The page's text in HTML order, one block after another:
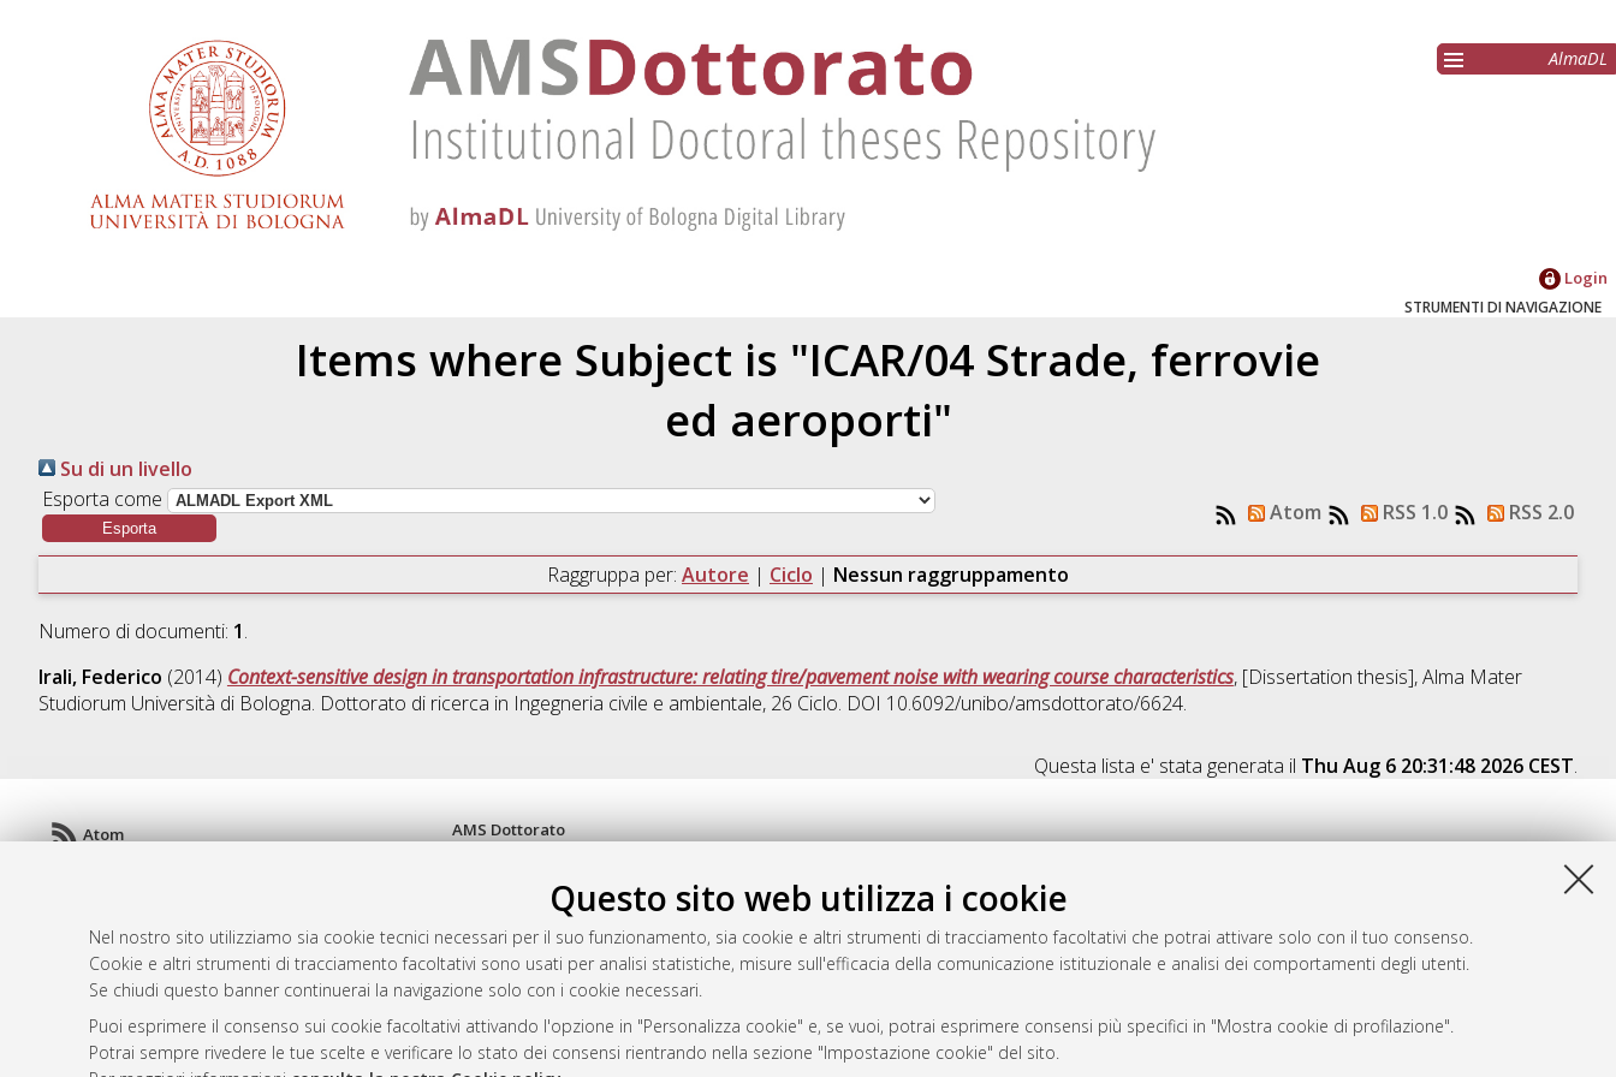
Questo sito web utilizza i cookie
Nel nostro sito utilizziamo sia cookie tecnici necessari per il suo funzionamento, sia cookie e altri strumenti di tracciamento facoltativi che potrai attivare solo con il tuo consenso.
Cookie e altri strumenti di tracciamento facoltativi sono usati per analisi statistiche, misure sull'efficacia della comunicazione istituzionale e analisi dei comportamenti degli utenti.
Se chiudi questo banner continuerai la navigazione solo con i cookie necessari.
Puoi esprimere il consenso sui cookie facoltativi attivando l'opzione in "Personalizza cookie" e, se vuoi, potrai esprimere consensi più specifici in "Mostra cookie di profilazione".
Potrai sempre rivedere le tue scelte e verificare lo stato dei consensi rientrando nella sezione "Impostazione cookie" del sito.
AlmaDL
Login
STRUMENTI DI NAVIGAZIONE
Items where Subject is "ICAR/04 Strade, ferrovie
ed aeroporti"
Su di un livello
Esporta come
Atom RSS 1.0 RSS 2.0
Raggruppa per: Autore | Ciclo | Nessun raggruppamento
Numero di documenti: 1.
Irali, Federico (2014) Context-sensitive design in transportation infrastructure: relating tire/pavement noise with wearing course characteristics, [Dissertation thesis], Alma Mater
Studiorum Università di Bologna. Dottorato di ricerca in Ingegneria civile e ambientale, 26 Ciclo. DOI 10.6092/unibo/amsdottorato/6624.
Questa lista e' stata generata il Thu Aug 6 20:31:48 2026 CEST.
Atom
AMS Dottorato
Servizio implementato e gestito daAlmaDL
Impostazioni Cookie
Informativa sulla privacy
Condizioni d’uso del sito